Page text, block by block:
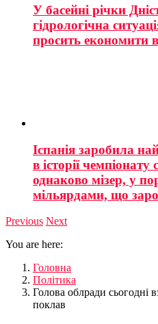
У басейні річки
гідрологічна
просить економити
Іспанія заробила
в історії чемпіонату
однаково мізер, у
мільярдами, що
Previous Next
You are here:
Головна
Політика
Голова облради сьогодні
поклав